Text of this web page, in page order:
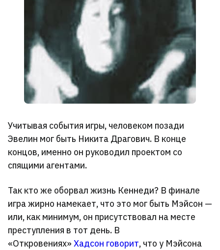
Учитывая события игры, человеком позади
Эвелин мог быть Никита Драгович. В конце
концов, именно он руководил проектом со
спящими агентами.
Так кто же оборвал жизнь Кеннеди? В финале
игра жирно намекает, что это мог быть Мэйсон —
или, как минимум, он присутствовал на месте
преступления в тот день. В
«Откровениях» Хадсон говорит, что у Мэйсона